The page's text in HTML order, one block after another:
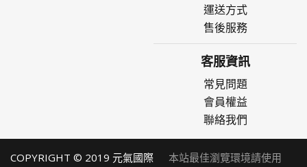
運送方式
售後服務
客服資訊
常見問題
會員權益
聯絡我們
COPYRIGHT © 2019 元氣國際
本站最佳瀏覽環境請使用